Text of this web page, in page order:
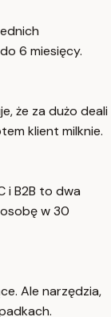
6 miesięcy.
że za dużo deali
klient milknie.
i B2B to dwa
w 30
Ale narzędzia,